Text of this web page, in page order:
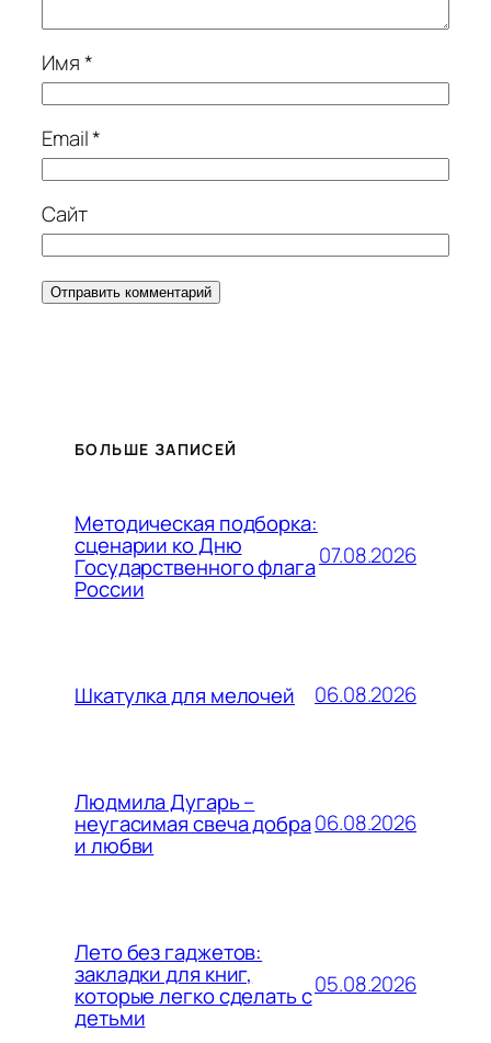
Имя*
Email*
Сайт
БОЛЬШЕ ЗАПИСЕЙ
Методическая подборка:
сценарии ко Дню
Государственного флага
России
07.08.2026
Шкатулка для мелочей 06.08.2026
Людмила Дугарь –
неугасимая свеча добра
и любви
06.08.2026
Лето без гаджетов:
закладки для книг,
которые легко сделать с
детьми
05.08.2026